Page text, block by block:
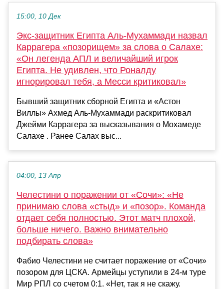
15:00, 10 Дек
Экс-защитник Египта Аль-Мухаммади назвал
Каррагера «позорищем» за слова о Салахе:
«Он легенда АПЛ и величайший игрок
Египта. Не удивлен, что Роналду
игнорировал тебя, а Месси критиковал»
Бывший защитник сборной Египта и «Астон
Виллы» Ахмед Аль-Мухаммади раскритиковал
Джейми Каррагера за высказывания о Мохамеде
Салахе . Ранее Салах выс...
04:00, 13 Апр
Челестини о поражении от «Сочи»: «Не
принимаю слова «стыд» и «позор». Команда
отдает себя полностью. Этот матч плохой,
больше ничего. Важно внимательно
подбирать слова»
Фабио Челестини не считает поражение от «Сочи»
позором для ЦСКА. Армейцы уступили в 24-м туре
Мир РПЛ со счетом 0:1. «Нет, так я не скажу.